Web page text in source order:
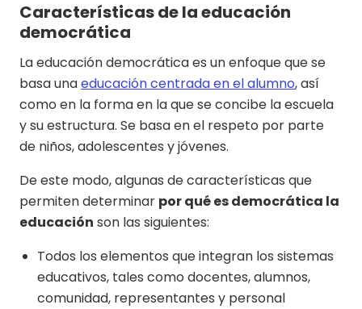
Características de la educación
democrática
La educación democrática es un enfoque que se
basa unaeducación centrada en el alumno, así
como en la forma en la que se concibe la escuela
y su estructura. Se basa en el respeto por parte
de niños, adolescentes y jóvenes.
De este modo, algunas de características que
permiten determinar por qué es democrática la
educación son las siguientes:
Todos los elementos que integran los sistemas
educativos, tales como docentes, alumnos,
comunidad, representantes y personal